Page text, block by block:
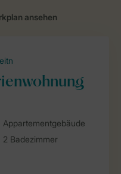
Appartementgebäude
2 Badezimmer